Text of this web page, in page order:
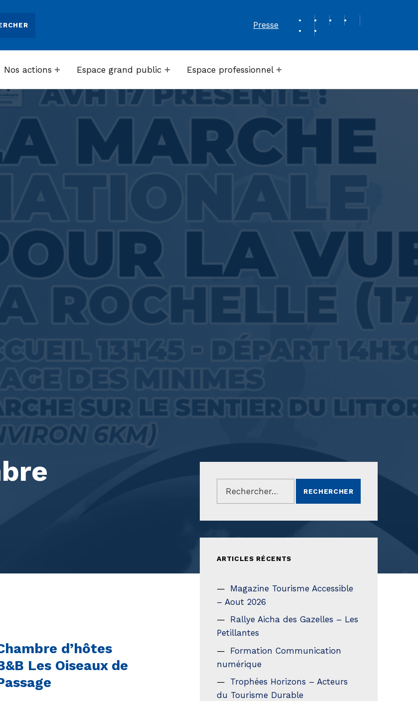
Presse
REVUE DE PRESSE
Nos actions Espace grand public Espace professionnel
d’hôtes
Les Oiseaux de
Rechercher :
ARTICLES RÉCENTS
Magazine Tourisme Accessible
– Aout 2026
Rallye Aicha des Gazelles – Les
Petillantes
Formation Communication
numérique
Trophées Horizons – Acteurs
du Tourisme Durable